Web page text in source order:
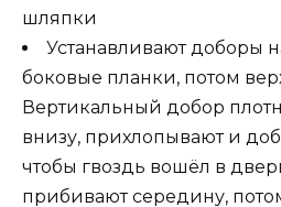
шляпки
Устанавливают доборы
боковые планки, потом
Вертикальный добор
внизу, прихлопывают и
чтобы гвоздь вошёл в
прибивают середину,